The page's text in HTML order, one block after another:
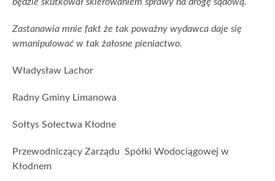
Zastanawia mnie fakt że tak poważny wydawca daje się
wmanipulować w tak żałosne pieniactwo.
Władysław Lachor
Radny Gminy Limanowa
Sołtys Sołectwa Kłodne
Przewodniczący Zarządu Spółki Wodociągowej w
Kłodnem